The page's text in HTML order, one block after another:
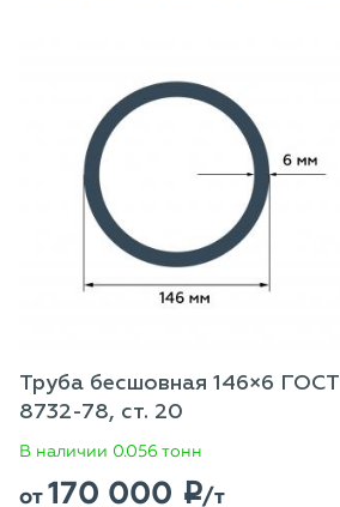
Труба бесшовная 146×6 ГОСТ
8732-78, ст. 20
В наличии 0.056 тонн
от170 000 p/т